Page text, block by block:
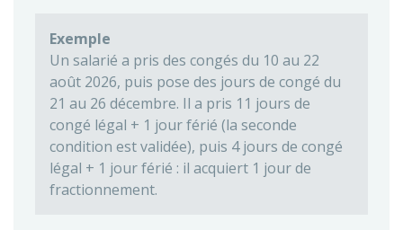
Exemple
Un salarié a pris des congés du 10 au 22
août 2026, puis pose des jours de congé du
21 au 26 décembre. Il a pris 11 jours de
congé légal + 1 jour férié (la seconde
condition est validée), puis 4 jours de congé
légal + 1 jour férié : il acquiert 1 jour de
fractionnement.